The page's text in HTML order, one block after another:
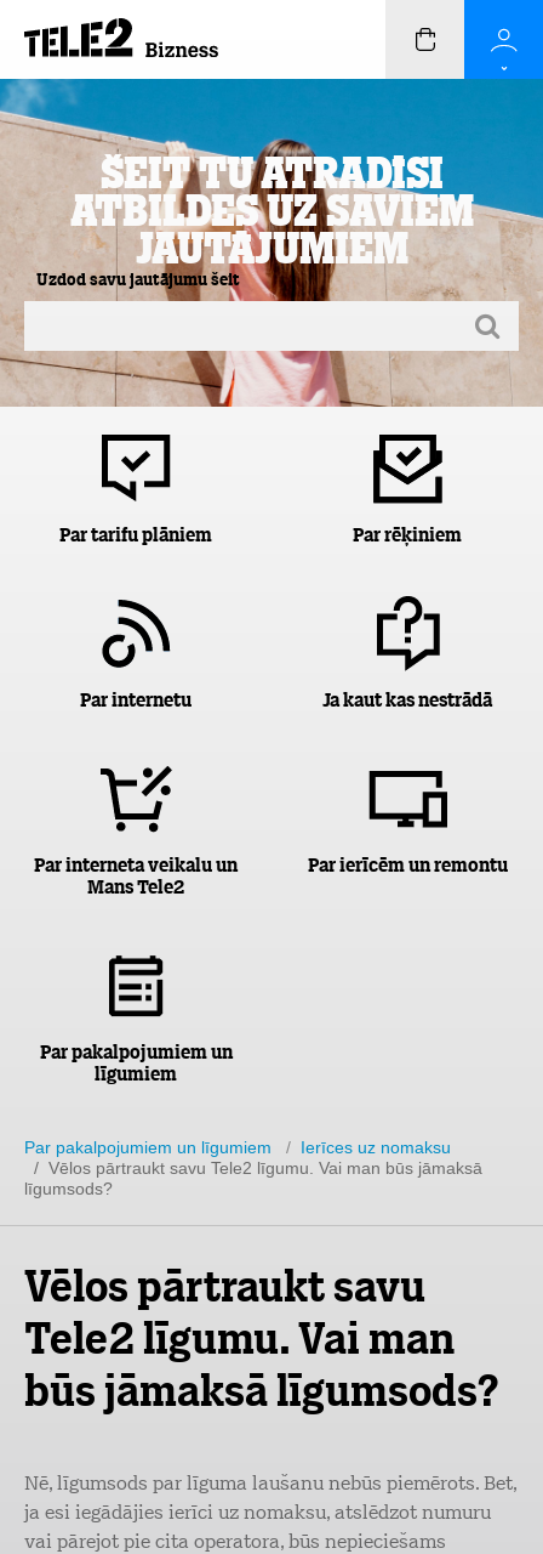
Šeit Tu atradīsi
atbildes uz saviem
jautājumiem
Uzdod savu jautājumu šeit
Par tarifu plāniem Par rēķiniem
Par internetu Ja kaut kas nestrādā
Par interneta veikalu un
Mans Tele2
Par ierīcēm un remontu
Par pakalpojumiem un
līgumiem
Par pakalpojumiem un līgumiem / Ierīces uz nomaksu
/ Vēlos pārtraukt savu Tele2 līgumu. Vai man būs jāmaksā
līgumsods?
Vēlos pārtraukt savu
Tele2 līgumu. Vai man
būs jāmaksā līgumsods?
Nē, līgumsods par līguma laušanu nebūs piemērots. Bet,
ja esi iegādājies ierīci uz nomaksu, atslēdzot numuru
vai pārejot pie cita operatora, būs nepieciešams